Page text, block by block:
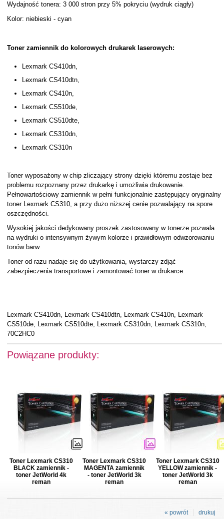
Wydajność tonera: 3 000 stron przy 5% pokryciu (wydruk ciągły)
Kolor: niebieski - cyan
Toner zamiennik do kolorowych drukarek laserowych:
Lexmark CS410dn,
Lexmark CS410dtn,
Lexmark CS410n,
Lexmark CS510de,
Lexmark CS510dte,
Lexmark CS310dn,
Lexmark CS310n
Toner wyposażony w chip zliczający strony dzięki któremu zostaje bez
problemu rozpoznany przez drukarkę i umożliwia drukowanie.
Pełnowartościowy zamiennik w pełni funkcjonalnie zastępujący oryginalny
toner Lexmark CS310, a przy dużo niższej cenie pozwalający na spore
oszczędności.
Wysokiej jakości dedykowany proszek zastosowany w tonerze pozwala
na wydruki o intensywnym żywym kolorze i prawidłowym odwzorowaniu
tonów barw.
Toner od razu nadaje się do użytkowania, wystarczy zdjąć
zabezpieczenia transportowe i zamontować toner w drukarce.
Lexmark CS410dn, Lexmark CS410dtn, Lexmark CS410n, Lexmark
CS510de, Lexmark CS510dte, Lexmark CS310dn, Lexmark CS310n,
70C2HC0
Powiązane produkty:
Toner Lexmark CS310
BLACK zamiennik -
toner JetWorld 4k
reman
Toner Lexmark CS310
MAGENTA zamiennik
- toner JetWorld 3k
reman
Toner Lexmark CS310
YELLOW zamiennik -
toner JetWorld 3k
reman
drukuj
« powrót